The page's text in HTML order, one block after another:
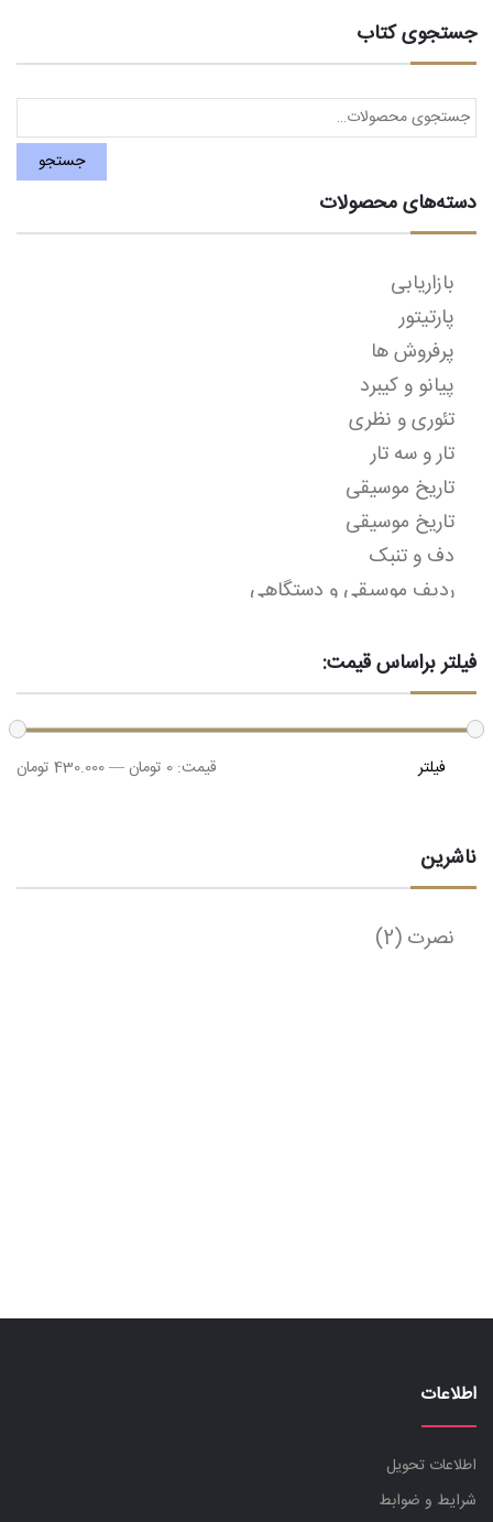
جستجوی کتاب
جستجو
برای:
جستجو
دسته‌های محصولات
بازاریابی
پارتیتور
پرفروش ها
پیانو و کیبرد
تئوری و نظری
تار و سه تار
تاریخ موسیقی
تاریخ موسیقی
دف و تنبک
ردیف موسیقی و دستگاهی
روانشناسی
زبان خارجه
ساز و آلات موسیقی
سنتور
علوم سیاسی
عود و بربط و دیوان
قانون و کمانچه
فیلتر براساس قیمت:
حداقل
قیمت
حداکثر
قیمتفیلتر قیمت: 0 تومان —430.000 تومان
ناشرین
نصرت (2)
اطلاعات
اطلاعات تحویل
شرایط و ضوابط